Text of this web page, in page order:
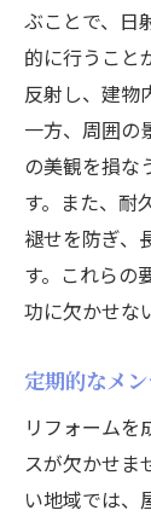
ぶことで、日
的に行うこと
反射し、建物
一方、周囲の
の美観を損な
す。また、耐
褪せを防ぎ、
す。これらの
功に欠かせな
定期的なメ
リフォームを
スが欠かせま
い地域では、